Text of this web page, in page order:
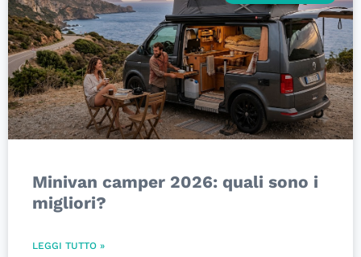
Minivan camper 2026: quali sono i
migliori?
LEGGI TUTTO »